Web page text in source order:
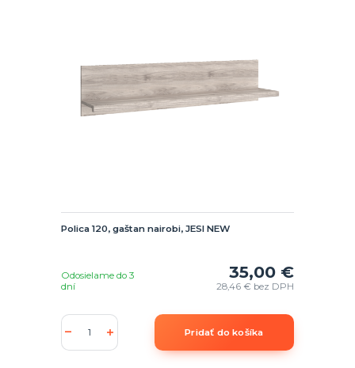
Polica 120, gaštan nairobi, JESI NEW
35,00 €
28,46 € bez DPH
Odosielame do 3
dní
Pridať do košíka